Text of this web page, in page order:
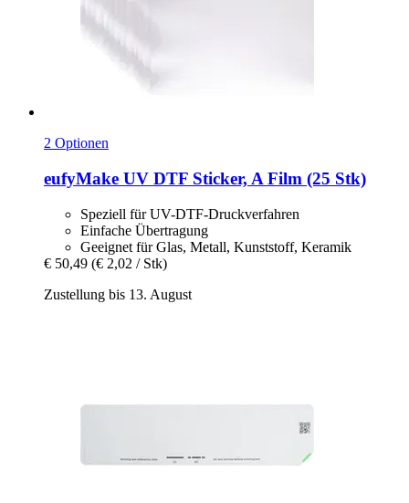
2 Optionen
eufyMake UV DTF Sticker, A Film (25 Stk)
Speziell für UV-DTF-Druckverfahren
Einfache Übertragung
Geeignet für Glas, Metall, Kunststoff, Keramik
€ 50,49 (€ 2,02 / Stk)
Zustellung bis 13. August